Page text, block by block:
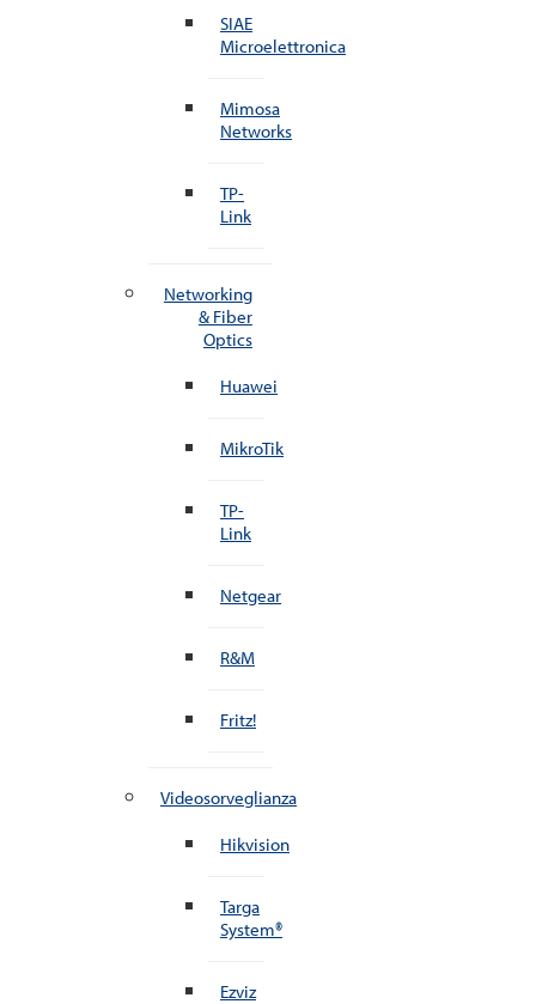
SIAE
Microelettronica
Mimosa
Networks
TP-
Link
Networking
& Fiber
Optics
Huawei
MikroTik
TP-
Link
Netgear
R&M
Fritz!
Videosorveglianza
Hikvision
Targa
System®
Ezviz